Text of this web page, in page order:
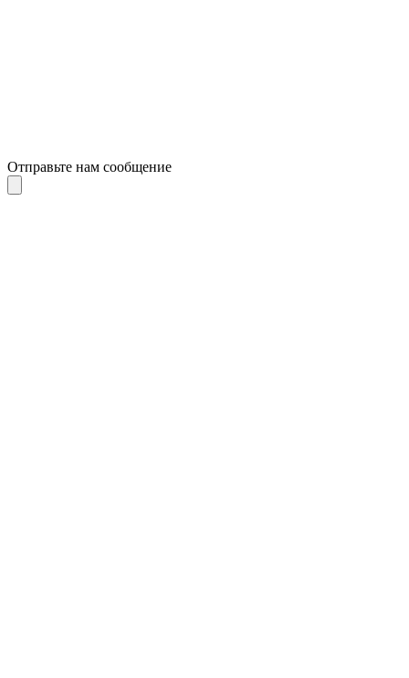
Отправьте нам сообщение